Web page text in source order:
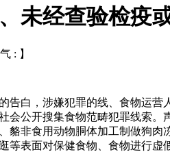
未经查验检疫
: 】
白，涉嫌犯罪的线、食物运营
会公开搜集食物范畴犯罪线索
貉非食用动物胴体加工制做狗
等表面对保健食物、食物进行